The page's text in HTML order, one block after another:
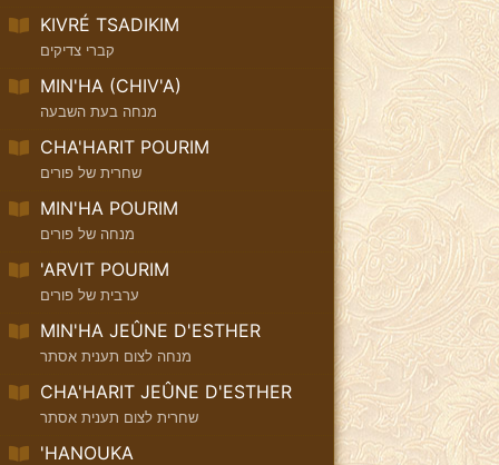
KIVRÉ TSADIKIM
קברי צדיקים
MIN'HA (CHIV'A)
מנחה בעת השבעה
CHA'HARIT POURIM
שחרית של פורים
MIN'HA POURIM
מנחה של פורים
'ARVIT POURIM
ערבית של פורים
MIN'HA JEÛNE D'ESTHER
מנחה לצום תענית אסתר
CHA'HARIT JEÛNE D'ESTHER
שחרית לצום תענית אסתר
'HANOUKA